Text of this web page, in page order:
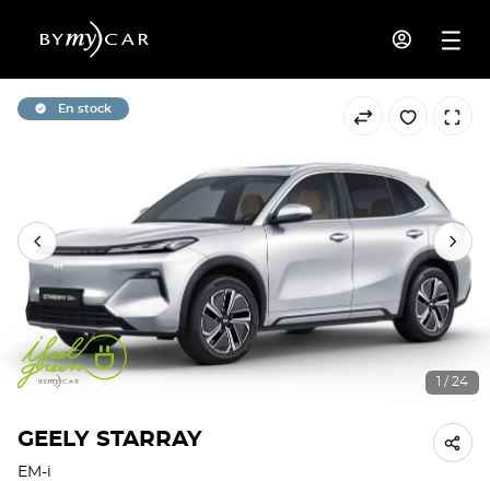
En stock
1 / 24
GEELY STARRAY
EM-i